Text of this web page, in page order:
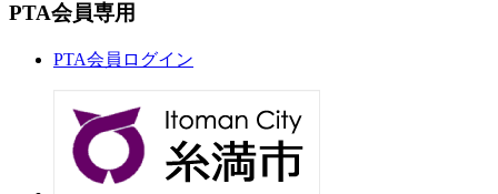
PTA会員専用
PTA会員ログイン